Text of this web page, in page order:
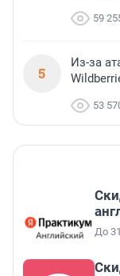
59
5
Из-за
53
До